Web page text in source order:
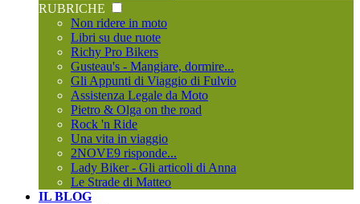
RUBRICHE
Non ridere in moto
Libri su due ruote
Richy Pro Bikers
Gusteau's - Mangiare, dormire...
Gli Appunti di Viaggio di Fulvio
Assistenza Legale da Moto
Pietro & Olga on the road
Rock 'n Ride
Una vita in viaggio
2NOVE9 risponde...
Lady Biker - Gli articoli di Anna
Le Strade di Matteo
IL BLOG